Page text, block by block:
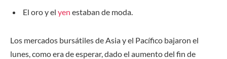
El oro y el yen estaban de moda.
Los mercados bursátiles de Asia y el Pacífico bajaron el
lunes, como era de esperar, dado el aumento del fin de